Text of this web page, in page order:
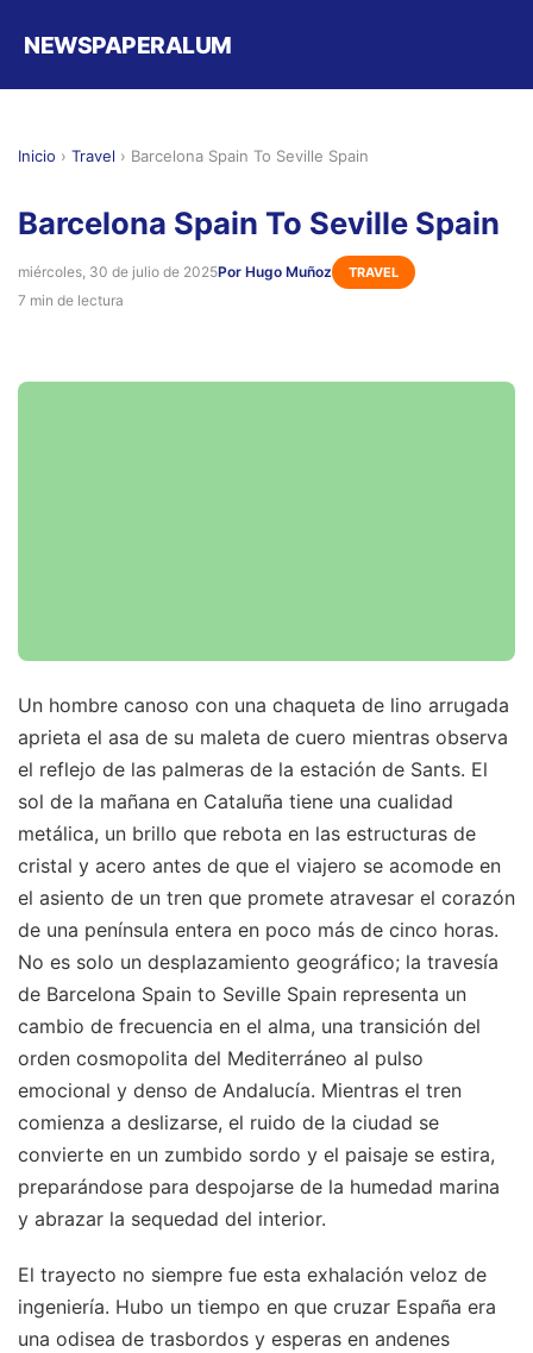
NEWSPAPERALUM
Inicio › Travel › Barcelona Spain To Seville Spain
Barcelona Spain To Seville Spain
miércoles, 30 de julio de 2025Por Hugo Muñoz TRAVEL
7 min de lectura
Un hombre canoso con una chaqueta de lino arrugada
aprieta el asa de su maleta de cuero mientras observa
el reflejo de las palmeras de la estación de Sants. El
sol de la mañana en Cataluña tiene una cualidad
metálica, un brillo que rebota en las estructuras de
cristal y acero antes de que el viajero se acomode en
el asiento de un tren que promete atravesar el corazón
de una península entera en poco más de cinco horas.
No es solo un desplazamiento geográfico; la travesía
de Barcelona Spain to Seville Spain representa un
cambio de frecuencia en el alma, una transición del
orden cosmopolita del Mediterráneo al pulso
emocional y denso de Andalucía. Mientras el tren
comienza a deslizarse, el ruido de la ciudad se
convierte en un zumbido sordo y el paisaje se estira,
preparándose para despojarse de la humedad marina
y abrazar la sequedad del interior.
El trayecto no siempre fue esta exhalación veloz de
ingeniería. Hubo un tiempo en que cruzar España era
una odisea de trasbordos y esperas en andenes